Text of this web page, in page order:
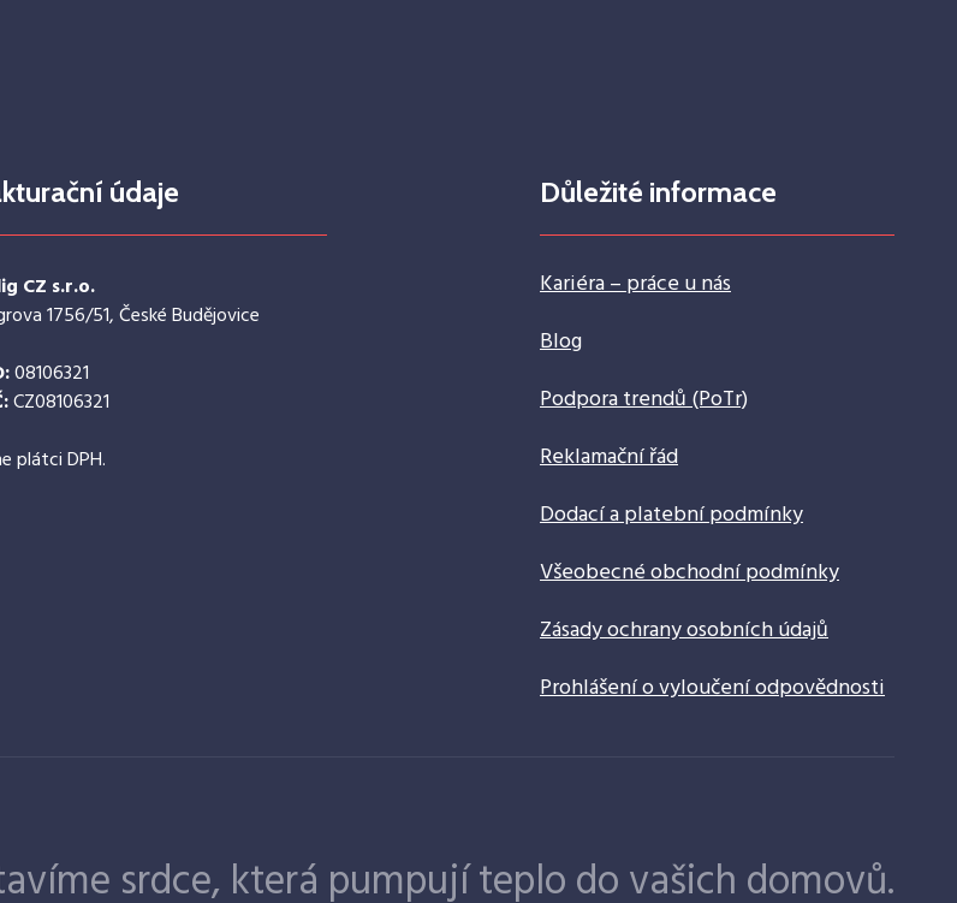
údaje
CZ s.r.o.
1756/51, České Budějovice
08106321
CZ08106321
plátci DPH.
Důležité informace
Kariéra – práce u nás
Blog
Podpora trendů (PoTr)
Reklamační řád
Dodací a platební podmínky
Všeobecné obchodní podmínky
Zásady ochrany osobních údajů
Prohlášení o vyloučení odpovědnosti
srdce, která pumpují teplo do vašich domovů.